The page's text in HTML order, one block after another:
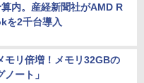
内。産経新聞社がAMD R
を2千台導入
モリ倍増！メモリ32GBの
ノート」